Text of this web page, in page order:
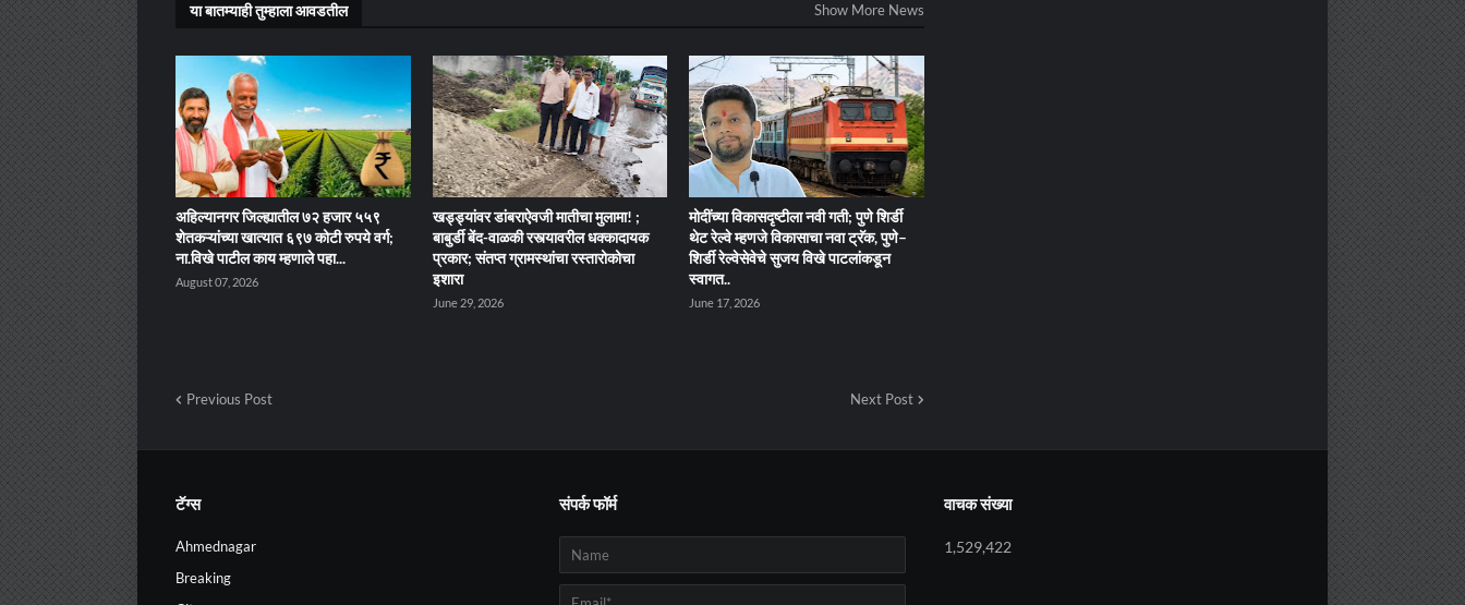
या बातम्याही तुम्हाला आवडतील Show More News
अहिल्यानगर जिल्ह्यातील ७२ हजार ५५९
शेतकऱ्यांच्या खात्यात ६९७ कोटी रुपये वर्ग;
ना.विखे पाटील काय म्हणाले पहा...
August 07, 2026
खड्ड्यांवर डांबराऐवजी मातीचा मुलामा! ;
बाबुर्डी बेंद-वाळकी रस्त्यावरील धक्कादायक
प्रकार; संतप्त ग्रामस्थांचा रस्तारोकोचा
इशारा
June 29, 2026
मोदींच्या विकासदृष्टीला नवी गती; पुणे शिर्डी
थेट रेल्वे म्हणजे विकासाचा नवा ट्रॅक, पुणे–
शिर्डी रेल्वेसेवेचे सुजय विखे पाटलांकडून
स्वागत..
June 17, 2026
Previous Post Next Post
टॅग्स
Ahmednagar
Breaking
संपर्क फॉर्म वाचक संख्या
1,529,422